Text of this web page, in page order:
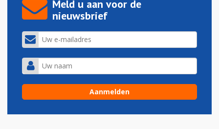
Meld u aan voor de
nieuwsbrief